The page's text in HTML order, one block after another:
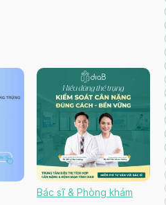
Bác sĩ & Phòng khám